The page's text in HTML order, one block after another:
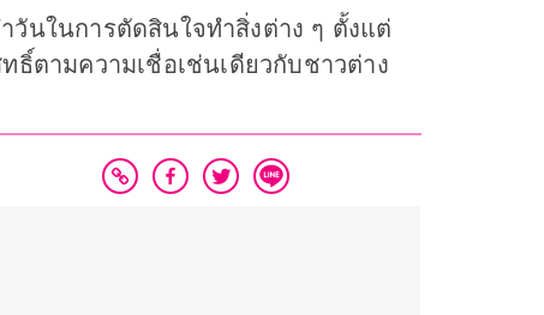
นในการตัดสินใจทำสิ่งต่าง ๆ ตั้งแต่
ธิ์ตามความเชื่อเช่นเดียวกับชาวต่าง